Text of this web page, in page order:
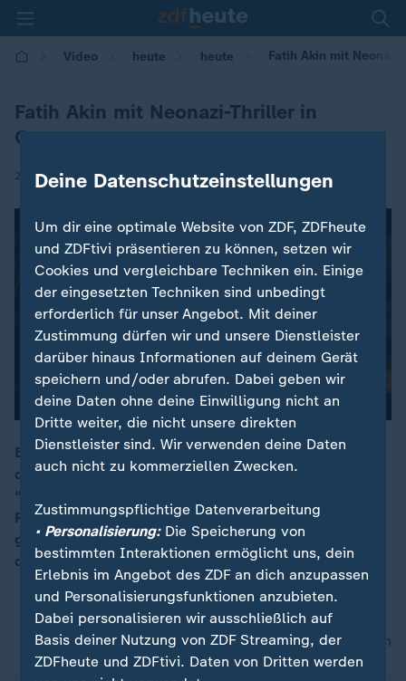
Video heute heute Fatih Akin mit
Fatih Akin mit Neonazi-Thriller in
Cannes
26.05.2017 | 21:03
Ein Doppelmord geschieht, doch die Justiz ist gegen
die Täter - Neonazis - machtlos. Das ist der Plot von
"Aus dem Nichts", dem neuen Film des Regisseurs
Fatih Akin. Sein vierter, der in Cannes antritt. Falls er
gewinnt, wäre es die erste Goldene Palme für einen
deutschen Film seit mehr als drei Jahrzehnten.
nach oben
Deine Datenschutzeinstellungen
Um dir eine optimale Website von ZDF, ZDFheute
und ZDFtivi präsentieren zu können, setzen wir
Cookies und vergleichbare Techniken ein. Einige
der eingesetzten Techniken sind unbedingt
erforderlich für unser Angebot. Mit deiner
Zustimmung dürfen wir und unsere Dienstleister
darüber hinaus Informationen auf deinem Gerät
speichern und/oder abrufen. Dabei geben wir
deine Daten ohne deine Einwilligung nicht an
Dritte weiter, die nicht unsere direkten
Dienstleister sind. Wir verwenden deine Daten
auch nicht zu kommerziellen Zwecken.
Zustimmungspflichtige Datenverarbeitung
• Personalisierung:Die Speicherung von
bestimmten Interaktionen ermöglicht uns, dein
Erlebnis im Angebot des ZDF an dich anzupassen
und Personalisierungsfunktionen anzubieten.
Dabei personalisieren wir ausschließlich auf
Basis deiner Nutzung von ZDF Streaming, der
ZDFheute und ZDFtivi. Daten von Dritten werden